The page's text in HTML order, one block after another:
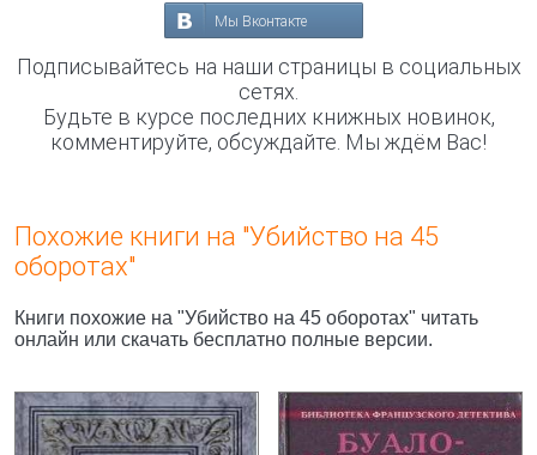
Мы Вконтакте
Подписывайтесь на наши страницы в социальных
сетях.
Будьте в курсе последних книжных новинок,
комментируйте, обсуждайте. Мы ждём Вас!
Похожие книги на "Убийство на 45
оборотах"
Книги похожие на "Убийство на 45 оборотах" читать
онлайн или скачать бесплатно полные версии.